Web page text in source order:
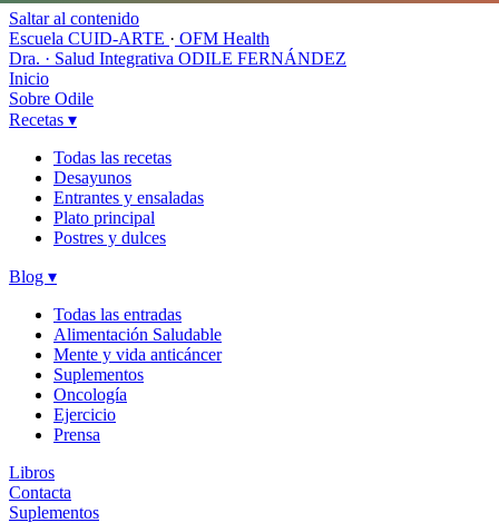
Saltar al contenido
Escuela CUID-ARTE · OFM Health
Dra. · Salud Integrativa ODILE FERNÁNDEZ
Inicio
Sobre Odile
Recetas ▾
Todas las recetas
Desayunos
Entrantes y ensaladas
Plato principal
Postres y dulces
Blog ▾
Todas las entradas
Alimentación Saludable
Mente y vida anticáncer
Suplementos
Oncología
Ejercicio
Prensa
Libros
Contacta
Suplementos